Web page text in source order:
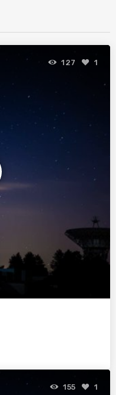
127 1
155 1